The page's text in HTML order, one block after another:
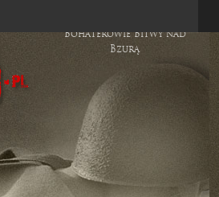
Bohaterowie Bitwy nad
Bzurą